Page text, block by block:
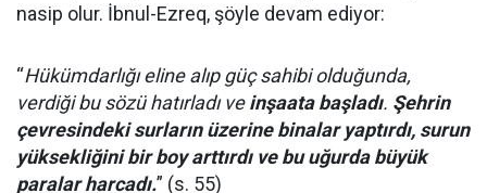
nasip olur. İbnul-Ezreq, şöyle devam ediyor:
“Hükümdarlığı eline alıp güç sahibi olduğunda,
verdiği bu sözü hatırladı veinşaata başladı. Şehrin
çevresindeki surların üzerine binalar yaptırdı, surun
yüksekliğini bir boy arttırdı ve bu uğurda büyük
paralar harcadı.” (s. 55)